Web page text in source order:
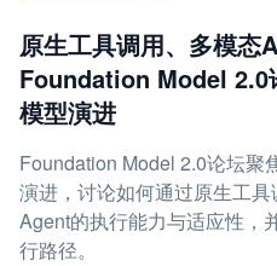
原生工具调用、多模态
Foundation Model 2.0
模型演进
Foundation Model 2.0论坛聚
演进，讨论如何通过原生工
Agent的执行能力与适应性，
行路径。